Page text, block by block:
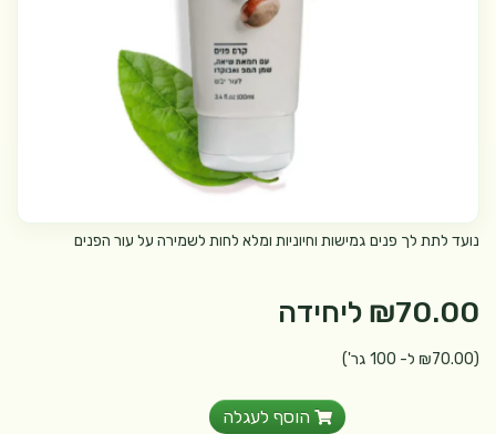
נועד לתת לך פנים גמישות וחיוניות ומלא לחות לשמירה על עור הפנים
₪70.00 ליחידה
(₪70.00 ל- 100 גר')
הוסף לעגלה